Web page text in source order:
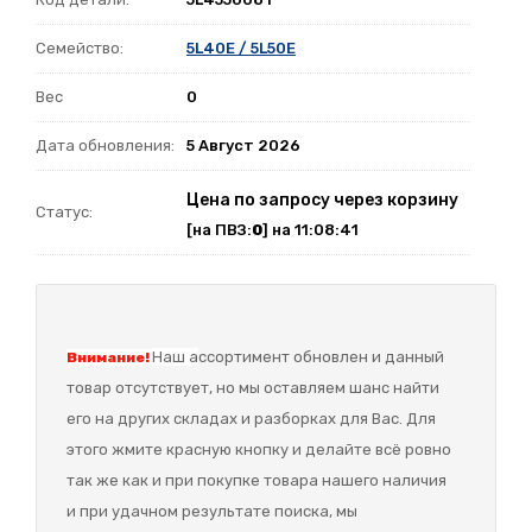
Семейство: 5L40E / 5L50E
Вес 0
Дата обновления: 5 Август 2026
Статус:
Цена по запросу через корзину
[на ПВЗ:0] на 11:08:41
Внимание!Наш ассортимент обновлен и данный
товар отсутствует, но мы оставляем шанс найти
его на других складах и разборках для Вас. Для
этого жмите красную кнопку и делайте всё ровно
так же как и при покупке товара нашего наличия
и при удачном результате поиска, мы